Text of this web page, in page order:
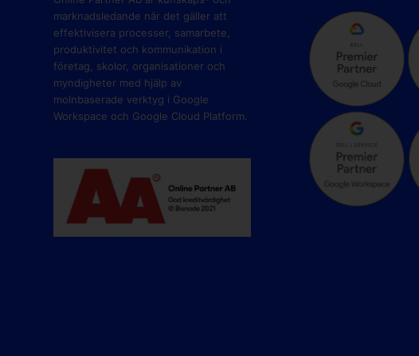
marknadsledande när det gäller att
effektivisera processer, samarbete,
produktivitet och kommunikation i
företag, skolor, organisationer och
myndigheter med hjälp av
molnbaserade verktyg i Google
Workspace och Google Cloud Platform.